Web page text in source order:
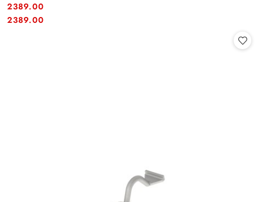
Cena:
2389.00
Cena:
2389.00